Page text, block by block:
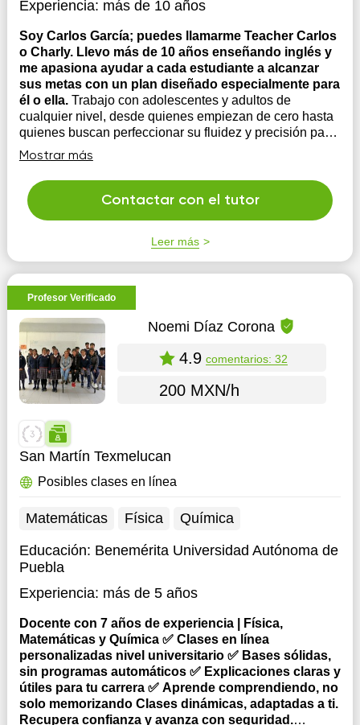
Experiencia: más de 10 años
Soy Carlos García; puedes llamarme Teacher Carlos
o Charly. Llevo más de 10 años enseñando inglés y
me apasiona ayudar a cada estudiante a alcanzar
sus metas con un plan diseñado especialmente para
él o ella. Trabajo con adolescentes y adultos de
cualquier nivel, desde quienes empiezan de cero hasta
quienes buscan perfeccionar su fluidez y precisión para
el ámbito laboral o profesional. Soy comprometido,
paciente y respetuoso, y me esfuerzo por dar lo mejor de
mí en cada sesión. Anímate a aprender o mejo...
Mostrar más
Contactar con el tutor
Leer más
Profesor Verificado
Noemi Díaz Corona
4.9 comentarios: 32
200 MXN/h
San Martín Texmelucan
Posibles clases en línea
Matemáticas Física
Química
Educación: Benemérita Universidad Autónoma de
Puebla
Experiencia: más de 5 años
Docente con 7 años de experiencia | Física,
Matemáticas y Química ✅ Clases en línea
personalizadas nivel universitario ✅ Bases sólidas,
sin programas automáticos ✅ Explicaciones claras y
útiles para tu carrera ✅ Aprende comprendiendo, no
solo memorizando Clases dinámicas, adaptadas a ti.
Recupera confianza y avanza con seguridad.